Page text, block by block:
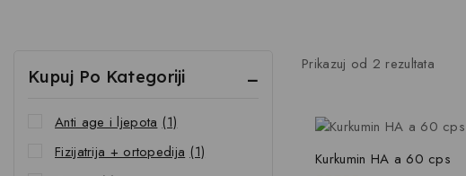
Prikazuj od 2 rezultata
Kurkumin HA a 60 cps
Kupuj Po Kategoriji
Anti age i ljepota (1)
Fizijatrija + ortopedija (1)